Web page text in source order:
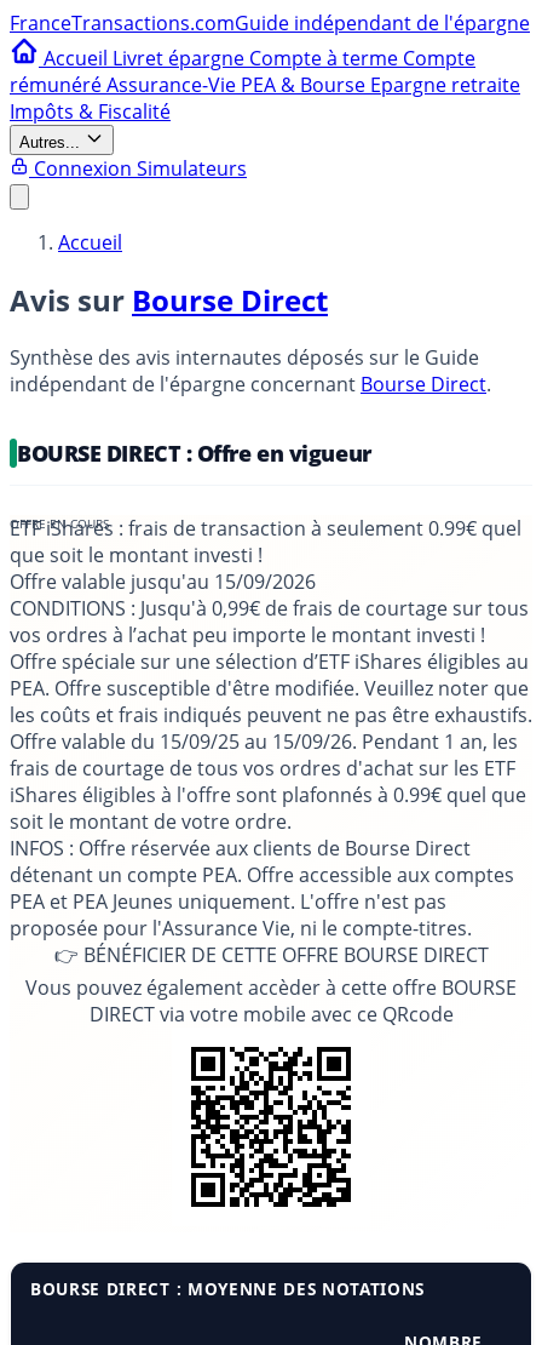
FranceTransactions.comGuide indépendant de l'épargne
Accueil Livret épargne Compte à terme Compte
rémunéréAssurance-Vie PEA & Bourse Epargne retraite
Impôts & Fiscalité
Autres...
Connexion Simulateurs
Accueil
Avis sur Bourse Direct
Synthèse des avis internautes déposés sur le Guide
indépendant de l'épargne concernant Bourse Direct.
BOURSE DIRECT : Offre en vigueur
ETF iShares : frais de transaction à seulement 0.99€ quel
que soit le montant investi !
Offre valable jusqu'au 15/09/2026
CONDITIONS : Jusqu'à 0,99€ de frais de courtage sur tous
vos ordres à l’achat peu importe le montant investi !
Offre spéciale sur une sélection d’ETF iShares éligibles au
PEA. Offre susceptible d'être modifiée. Veuillez noter que
les coûts et frais indiqués peuvent ne pas être exhaustifs.
Offre valable du 15/09/25 au 15/09/26. Pendant 1 an, les
frais de courtage de tous vos ordres d'achat sur les ETF
iShares éligibles à l'offre sont plafonnés à 0.99€ quel que
soit le montant de votre ordre.
INFOS : Offre réservée aux clients de Bourse Direct
détenant un compte PEA. Offre accessible aux comptes
PEA et PEA Jeunes uniquement. L'offre n'est pas
proposée pour l'Assurance Vie, ni le compte-titres.
👉 BÉNÉFICIER DE CETTE OFFRE BOURSE DIRECT
Vous pouvez également accèder à cette offre BOURSE
DIRECT via votre mobile avec ce QRcode
BOURSE DIRECT : MOYENNE DES NOTATIONS